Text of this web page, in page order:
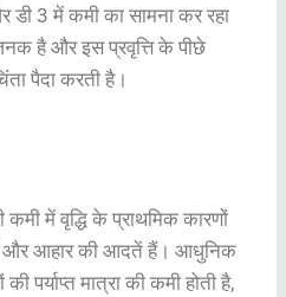
डी 3 में कमी का सामना कर रहा
है और इस प्रवृत्ति के पीछे
पैदा करती है।
में वृद्धि के प्राथमिक कारणों
और आहार की आदतें हैं। आधुनिक
पर्याप्त मात्रा की कमी होती है,